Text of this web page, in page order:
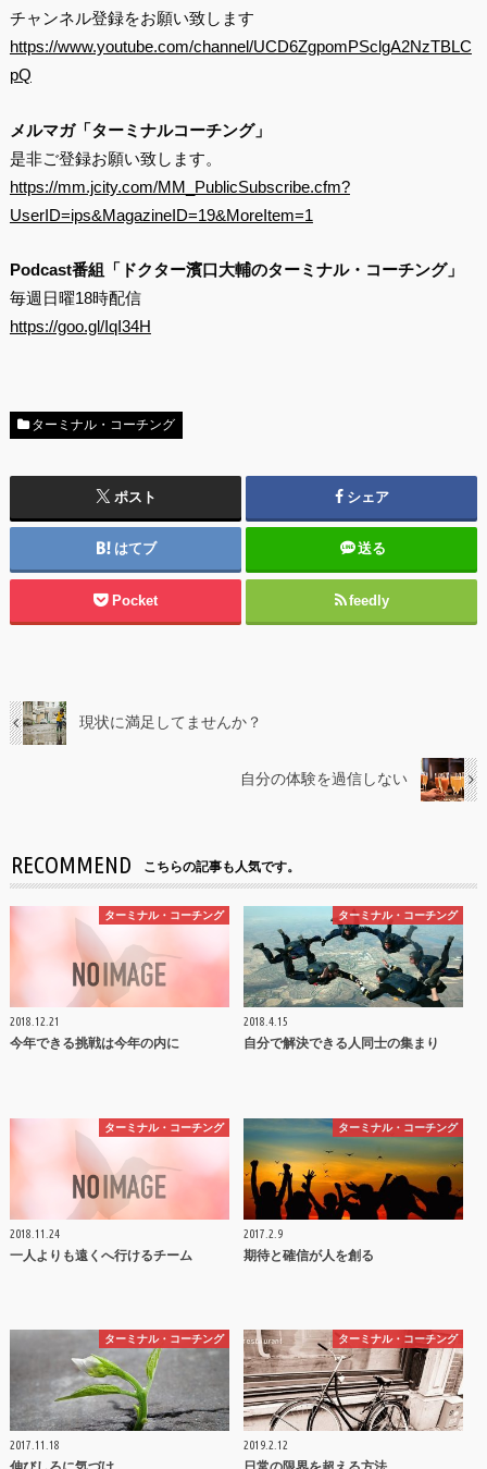
チャンネル登録をお願い致します
https://www.youtube.com/channel/UCD6ZgpomPSclgA2NzTBLC
pQ
メルマガ「ターミナルコーチング」
是非ご登録お願い致します。
https://mm.jcity.com/MM_PublicSubscribe.cfm?
UserID=ips&MagazineID=19&MoreItem=1
Podcast番組「ドクター濱口大輔のターミナル・コーチング」
毎週日曜18時配信
https://goo.gl/IqI34H
ターミナル・コーチング
ポスト シェア
はてブ 送る
Pocket feedly
現状に満足してませんか？
自分の体験を過信しない
RECOMMEND こちらの記事も人気です。
ターミナル・コーチング
2018.12.21
今年できる挑戦は今年の内に
ターミナル・コーチング
2018.4.15
自分で解決できる人同士の集まり
ターミナル・コーチング
2018.11.24
一人よりも遠くへ行けるチーム
ターミナル・コーチング
2017.2.9
期待と確信が人を創る
ターミナル・コーチング
2017.11.18
ターミナル・コーチング
2019.2.12